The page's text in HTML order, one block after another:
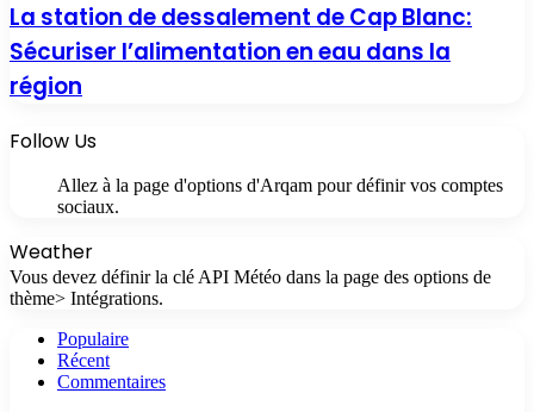
La station de dessalement de Cap Blanc:
Sécuriser l’alimentation en eau dans la
région
Follow Us
Allez à la page d'options d'Arqam pour définir vos comptes
sociaux.
Weather
Vous devez définir la clé API Météo dans la page des options de
thème> Intégrations.
Populaire
Récent
Commentaires